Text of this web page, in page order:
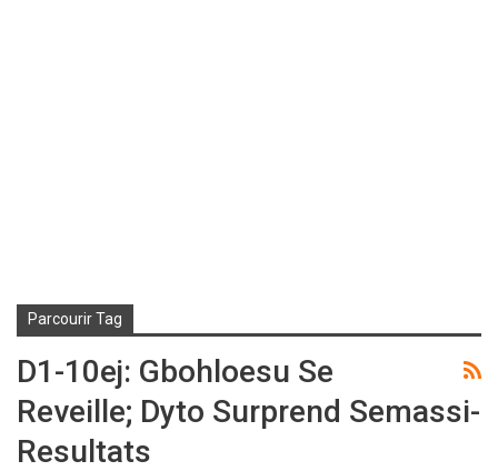
Parcourir Tag
D1-10ej: Gbohloesu Se
Reveille; Dyto Surprend Semassi-
Resultats